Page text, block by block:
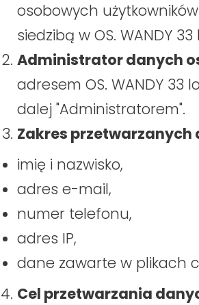
osobowych
siedzibą w OS. WANDY 33
Administrator danych
adresem OS. WANDY 33
dalej "Administratorem".
Zakres przetwarzanych
imię i nazwisko,
adres e-mail,
numer telefonu,
adres IP,
dane zawarte w plikach
Cel przetwarzania